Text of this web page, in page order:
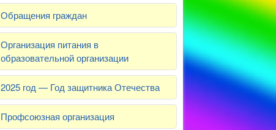
Обращения граждан
Организация питания в
образовательной организации
2025 год — Год защитника Отечества
Профсоюзная организация